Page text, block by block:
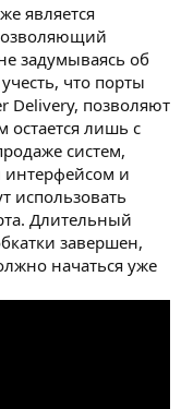
является
задумываясь об
что порты
Delivery, позволяют
остается лишь с
систем,
и
использовать
Длительный
завершен,
начаться уже